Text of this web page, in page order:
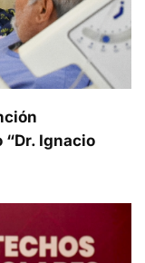
Ignacio